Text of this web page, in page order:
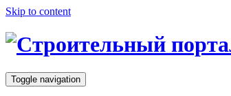
Skip to content
Toggle navigation